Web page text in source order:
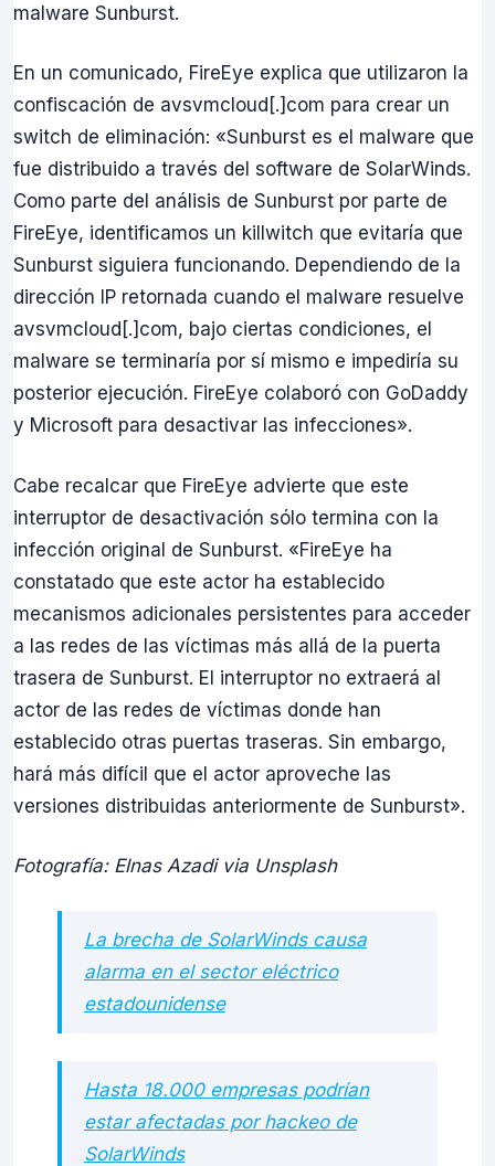
malware Sunburst.
En un comunicado, FireEye explica que utilizaron la
confiscación de avsvmcloud[.]com para crear un
switch de eliminación: «Sunburst es el malware que
fue distribuido a través del software de SolarWinds.
Como parte del análisis de Sunburst por parte de
FireEye, identificamos un killwitch que evitaría que
Sunburst siguiera funcionando. Dependiendo de la
dirección IP retornada cuando el malware resuelve
avsvmcloud[.]com, bajo ciertas condiciones, el
malware se terminaría por sí mismo e impediría su
posterior ejecución. FireEye colaboró con GoDaddy
y Microsoft para desactivar las infecciones».
Cabe recalcar que FireEye advierte que este
interruptor de desactivación sólo termina con la
infección original de Sunburst. «FireEye ha
constatado que este actor ha establecido
mecanismos adicionales persistentes para acceder
a las redes de las víctimas más allá de la puerta
trasera de Sunburst. El interruptor no extraerá al
actor de las redes de víctimas donde han
establecido otras puertas traseras. Sin embargo,
hará más difícil que el actor aproveche las
versiones distribuidas anteriormente de Sunburst».
Fotografía: Elnas Azadi via Unsplash
La brecha de SolarWinds causa
alarma en el sector eléctrico
estadounidense
Hasta 18.000 empresas podrían
estar afectadas por hackeo de
SolarWinds